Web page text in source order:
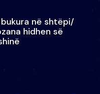
në shtëpi/
hidhen së